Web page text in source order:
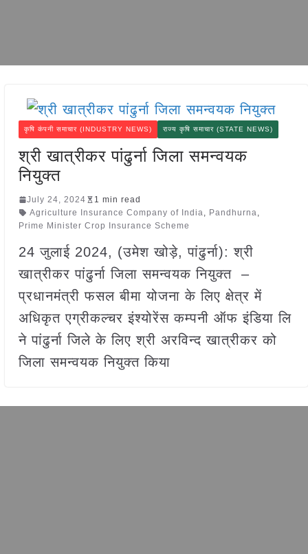
कृषि कंपनी समाचार (INDUSTRY NEWS) राज्य कृषि समाचार (STATE NEWS)
श्री खात्रीकर पांढुर्ना जिला समन्वयक
नियुक्त
July 24, 2024
1 min read
Agriculture Insurance Company of India, Pandhurna,
Prime Minister Crop Insurance Scheme
24 जुलाई 2024, (उमेश खोड़े, पांढुर्ना): श्री
खात्रीकर पांढुर्ना जिला समन्वयक नियुक्त –
प्रधानमंत्री फसल बीमा योजना के लिए क्षेत्र में
अधिकृत एग्रीकल्चर इंश्योरेंस कम्पनी ऑफ इंडिया लि
ने पांढुर्ना जिले के लिए श्री अरविन्द खात्रीकर को
जिला समन्वयक नियुक्त किया